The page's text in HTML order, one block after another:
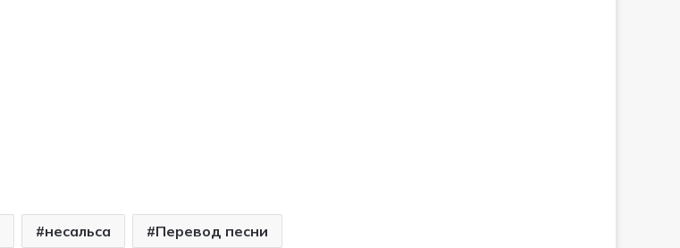
несальса Перевод песни